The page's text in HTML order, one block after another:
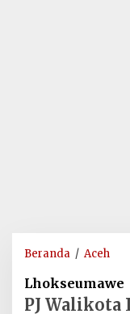
Beranda / Aceh
Lhokseumawe
PJ